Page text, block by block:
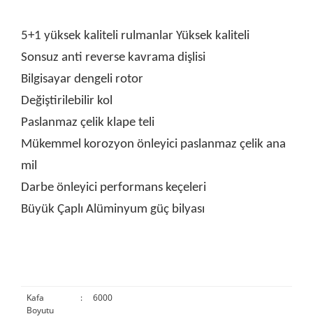
5+1 yüksek kaliteli rulmanlar Yüksek kaliteli
Sonsuz anti reverse kavrama dişlisi
Bilgisayar dengeli rotor
Değiştirilebilir kol
Paslanmaz çelik klape teli
Mükemmel korozyon önleyici paslanmaz çelik ana
mil
Darbe önleyici performans keçeleri
Büyük Çaplı Alüminyum güç bilyası
Kafa
Boyutu
: 6000